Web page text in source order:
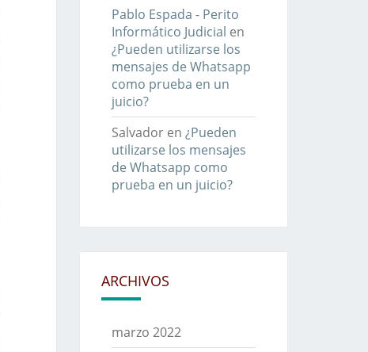
Pablo Espada - Perito
Informático Judicial en
¿Pueden utilizarse los
mensajes de Whatsapp
como prueba en un
juicio?
Salvadoren ¿Pueden
utilizarse los mensajes
de Whatsapp como
prueba en un juicio?
ARCHIVOS
marzo 2022